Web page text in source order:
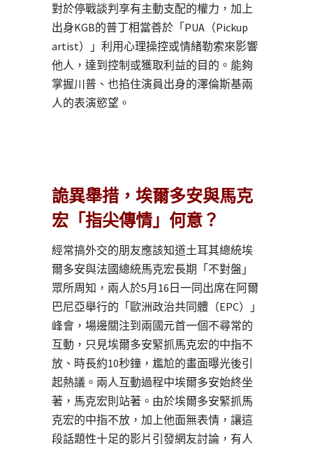
對於停戰談判享有主動支配的權力，加上
出身KGB的普丁相當善於「PUA（Pickup
artist）」利用心理操控或情緒勒索來影響
他人，達到控制或獲取利益的目的。能夠
掌握川普、也掐住演員出身的澤倫斯基兩
人的表演慾望。
詭異舉措，埃爾多安與馬克
宏「指尖傳情」何意？
經常搞外交的朋友應該知道土耳其總統埃
爾多安與法國總統馬克宏長期「不對盤」
眾所周知，兩人於5月16日一同出席在阿爾
巴尼亞舉行的「歐洲政治共同體（EPC）」
峰會，場邊關注到兩國元首一個不尋常的
互動，只見埃爾多安緊抓馬克宏的中指不
放、時長約10秒鐘，尷尬的畫面曝光後引
起熱議。兩人互動過程中埃爾多安始終坐
著，馬克宏則站著。由於埃爾多安緊抓馬
克宏的中指不放，加上他面無表情，讓這
段話題性十足的影片引發網友討論，有人